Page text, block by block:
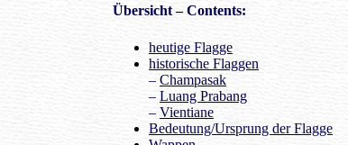
Übersicht– Contents:
heutige Flagge
historische Flaggen
– Champasak
–Luang Prabang
–Vientiane
Bedeutung/Ursprung der Flagge